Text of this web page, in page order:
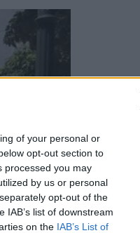
of your personal or
opt-out section to
processed you may
by us or personal
opt-out of the
list of downstream
on the IAB’s List of